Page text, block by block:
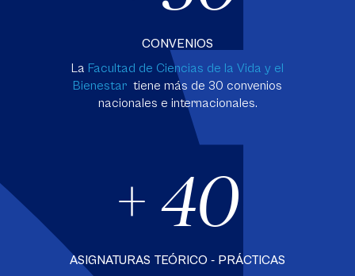
CONVENIOS
La Facultad de Ciencias de la Vida y el
Bienestar tiene más de 30 convenios
nacionales e internacionales.
+ 40
ASIGNATURAS TEÓRICO - PRÁCTICAS